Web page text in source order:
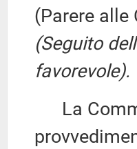
(Parere alle
(Seguito
favorevole).
La